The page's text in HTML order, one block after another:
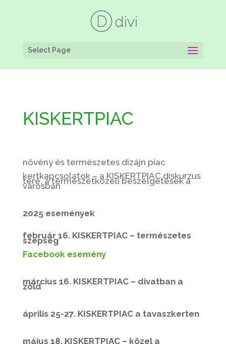
Select Page
KISKERTPIAC
növény és természetes dizájn piac
kertkapcsolatok – a KISKERTPIAC diskurzus
tere, a természetközeli beszélgetések a
városban
2025 események
február 16. KISKERTPIAC – természetes
szépség
Facebook esemény
március 16. KISKERTPIAC – divatban a
zöld
április 25-27. KISKERTPIAC a tavaszkerten
május 18. KISKERTPIAC – közel a